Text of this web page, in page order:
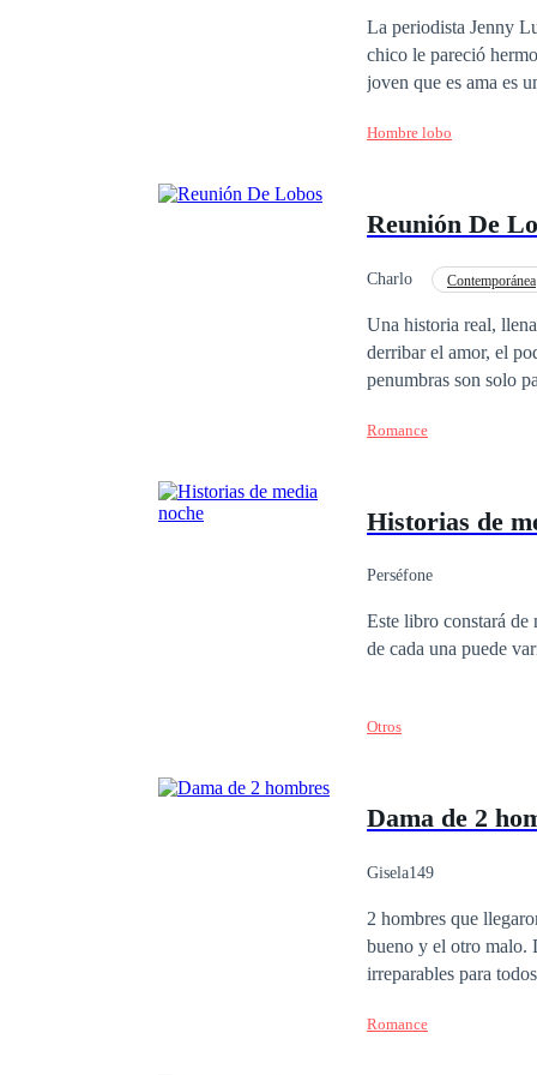
La periodista Jenny Lucescu jamás imaginó que se enamoraría de un hombre
chico le pareció
joven que es ama es
que ataca en las
venganza y acabar
con los últimos especímenes
lector con los pelos
Hombre lobo
Reunión De
Charlo Contemporánea
Una historia real,
derribar el amor, el
penumbras son solo
Romance
Historias de
Perséfone
Este libro constará de
de cada una puede
Otros
Dama de 2
Gisela149
2 hombres que llegaron a mi vida y la
bueno y el otro malo. Debo saber quien es mejor para mi, el problema es que las consecuencias serán
irreparables para
Romance